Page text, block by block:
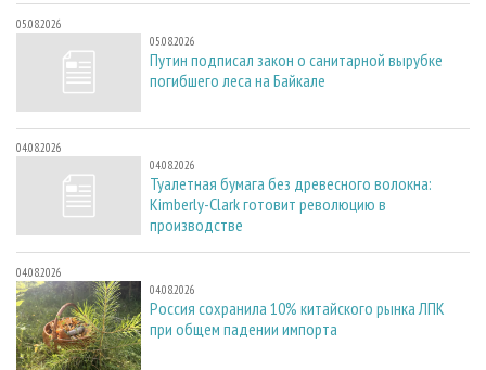
05.08.2026
05.08.2026
Путин подписал закон о санитарной вырубке
погибшего леса на Байкале
04.08.2026
04.08.2026
Туалетная бумага без древесного волокна:
Kimberly-Clark готовит революцию в
производстве
04.08.2026
04.08.2026
Россия сохранила 10% китайского рынка ЛПК
при общем падении импорта